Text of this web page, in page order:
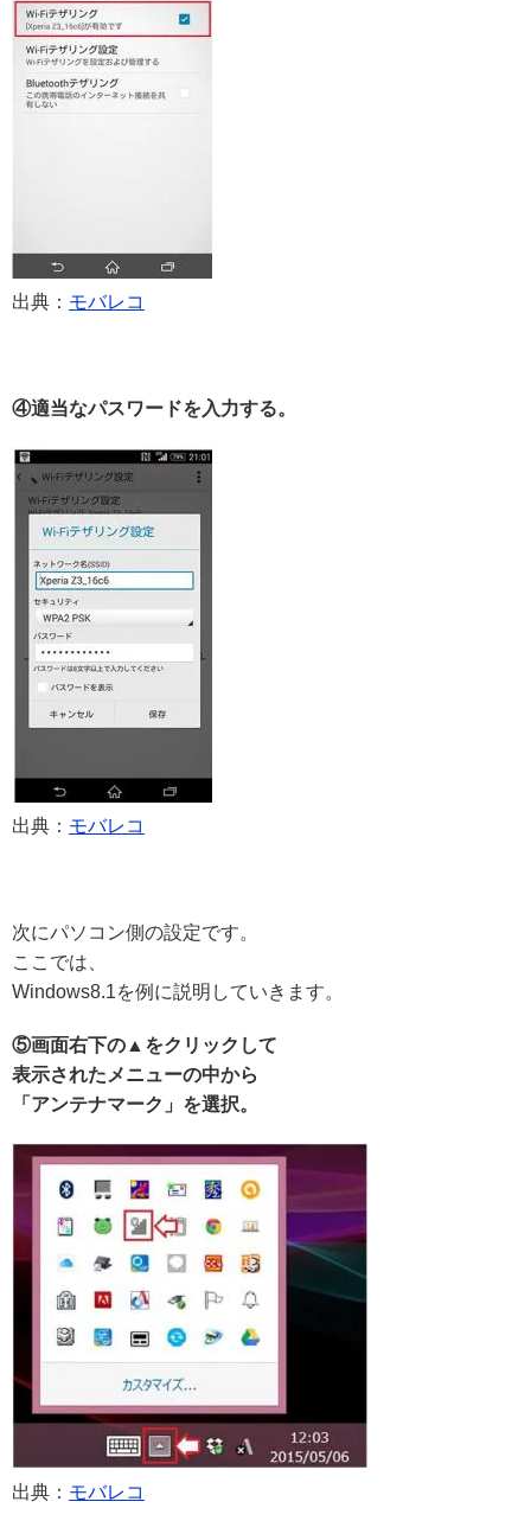
出典： モバレコ
④適当なパスワードを入力する。
出典： モバレコ
次にパソコン側の設定です。
ここでは、
Windows8.1を例に説明していきます。
⑤画面右下の▲をクリックして
表示されたメニューの中から
「アンテナマーク」を選択。
出典： モバレコ